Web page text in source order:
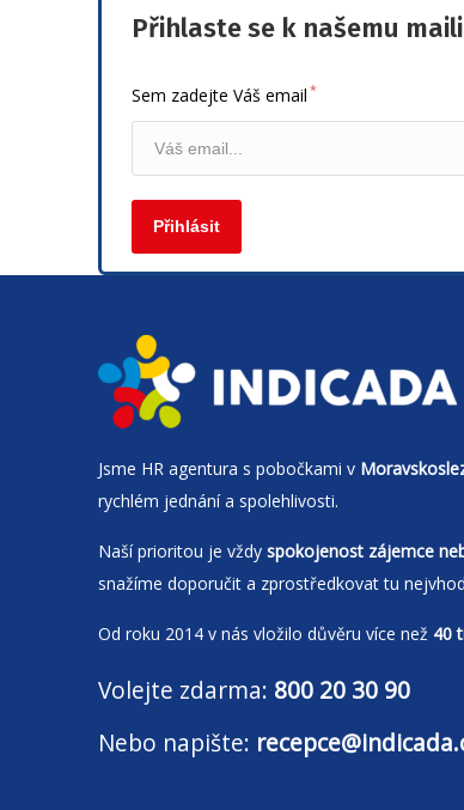
Přihlaste se k našemu
Sem zadejte Váš email *
Jsme HR agentura s pobočkami v
rychlém jednání a spolehlivosti.
Naší prioritou je vždy spokojenost zájemce
snažíme doporučit a zprostředkovat tu
Od roku 2014 v nás vložilo důvěru více než 40
Volejte zdarma: 800 20 30 90
Nebo napište: